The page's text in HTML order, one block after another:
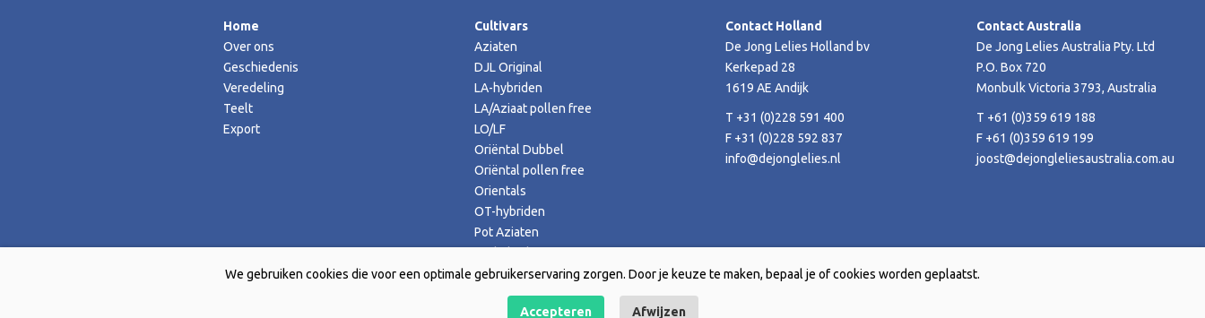
Home
Over ons
Geschiedenis
Veredeling
Teelt
Export
Cultivars
Aziaten
DJL Original
LA-hybriden
LA/Aziaat pollen free
LO/LF
Oriëntal Dubbel
Oriëntal pollen free
Orientals
OT-hybriden
Pot Aziaten
Contact Holland
De Jong Lelies Holland bv
Kerkepad 28
1619 AE Andijk
T +31 (0)228 591 400
F +31 (0)228 592 837
info@dejonglelies.nl
Contact Australia
De Jong Lelies Australia Pty. Ltd
P.O. Box 720
Monbulk Victoria 3793, Australia
T +61 (0)359 619 188
F +61 (0)359 619 199
joost@dejongleliesaustralia.com.au
We gebruiken cookies die voor een optimale gebruikerservaring zorgen. Door je keuze te maken, bepaal je of cookies worden geplaatst.
Accepteren Afwijzen